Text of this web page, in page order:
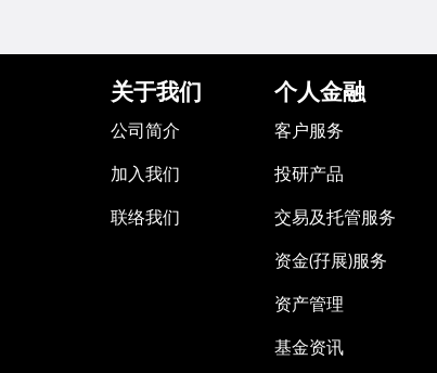
关于我们
公司简介
加入我们
联络我们
个人金融
客户服务
投研产品
交易及托管服务
资金(孖展)服务
资产管理
基金资讯